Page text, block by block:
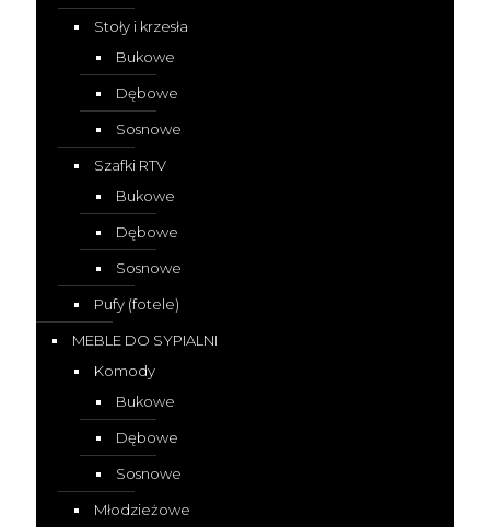
Stoły i krzesła
Bukowe
Dębowe
Sosnowe
Szafki RTV
Bukowe
Dębowe
Sosnowe
Pufy (fotele)
MEBLE DO SYPIALNI
Komody
Bukowe
Dębowe
Sosnowe
Młodzieżowe